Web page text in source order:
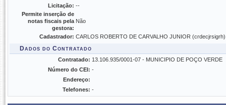
Licitação: --
Permite inserção de
notas fiscais pela
gestora:
Não
Cadastrador: CARLOS ROBERTO DE CARVALHO JUNIOR (crdecjrsigrh)
Dados do Contratado
Contratado: 13.106.935/0001-07 - MUNICIPIO DE POÇO VERDE
Número do CEI: -
Endereço:
Telefones: -